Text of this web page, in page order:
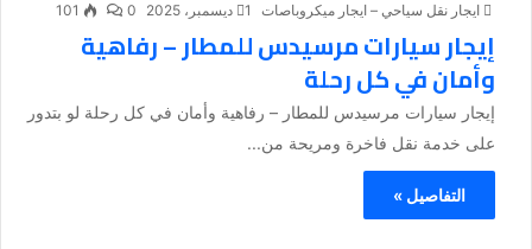
ايجار نقل سياحي – ايجار ميكروباصات 1 ديسمبر، 2025 0
101
إيجار سيارات مرسيدس للمطار – رفاهية
وأمان في كل رحلة
إيجار سيارات مرسيدس للمطار – رفاهية وأمان في كل رحلة لو بتدور
على خدمة نقل فاخرة ومريحة من...
التفاصيل »